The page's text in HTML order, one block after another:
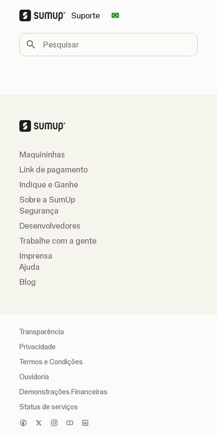
Suporte Change country
Pesquisar
Maquininhas
Link de pagamento
Indique e Ganhe
Sobre a SumUp
Segurança
Desenvolvedores
Trabalhe com a gente
Imprensa
Ajuda
Blog
Transparência
Privacidade
Termos e Condições
Ouvidoria
Demonstrações Financeiras
Status de serviços